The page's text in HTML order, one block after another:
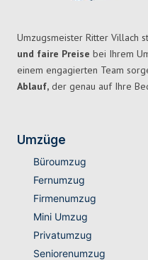
Umzugsmeister Ritter Villach
und faire Preise bei Ihrem
einem engagierten Team
Ablauf, der genau auf Ihre
Umzüge
Büroumzug
Fernumzug
Firmenumzug
Mini Umzug
Privatumzug
Seniorenumzug